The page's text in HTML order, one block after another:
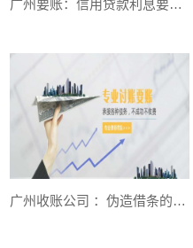
广州要账：信用贷款利息要多少一年，要怎么还
广州收账公司 ：伪造借条的报案程序